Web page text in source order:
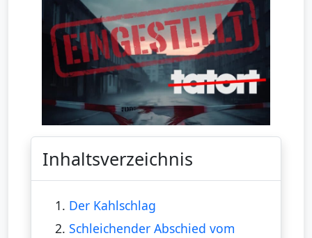
Inhaltsverzeichnis
1. Der Kahlschlag
2. Schleichender Abschied vom